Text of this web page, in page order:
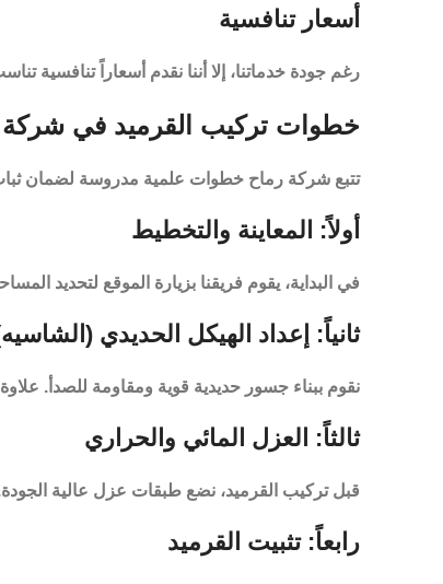
أسعار تنافسية
رغم جودة خدماتنا، إلا أننا نقدم أسعاراً تنافسية
خطوات تركيب القرميد في شركة
تتبع شركة رماح خطوات علمية مدروسة لضمان ثبات
أولاً: المعاينة والتخطيط
في البداية، يقوم فريقنا بزيارة الموقع لتحديد
ثانياً: إعداد الهيكل الحديدي
نقوم ببناء جسور حديدية قوية ومقاومة للصدأ.
ثالثاً: العزل المائي والحراري
قبل تركيب القرميد، نضع طبقات عزل عالية
رابعاً: تثبيت القرميد